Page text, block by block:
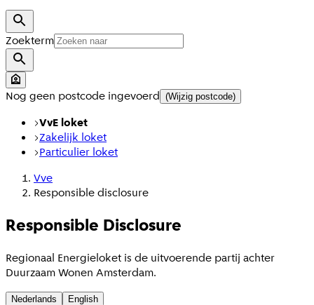
Zoekterm
Nog geen postcode ingevoerd (Wijzig postcode)
VvE loket
Zakelijk loket
Particulier loket
Vve
Responsible disclosure
Responsible Disclosure
Regionaal Energieloket is de uitvoerende partij achter
Duurzaam Wonen Amsterdam.
Nederlands English